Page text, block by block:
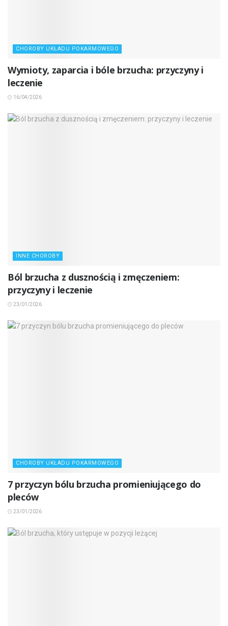
CHOROBY UKŁADU POKARMOWEGO
Wymioty, zaparcia i bóle brzucha: przyczyny i
leczenie
16/04/2026
INNE CHOROBY
Ból brzucha z dusznością i zmęczeniem:
przyczyny i leczenie
23/01/2026
CHOROBY UKŁADU POKARMOWEGO
7 przyczyn bólu brzucha promieniującego do
pleców
23/01/2026